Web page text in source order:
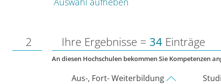
2 Ihre Ergebnisse = 34 Einträge
An diesen Hochschulen bekommen Sie Kompetenzen
Aus-, Fort- Weiterbildung